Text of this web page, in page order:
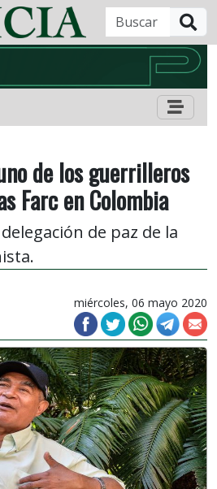
de los guerrilleros
Farc en Colombia
de paz de la
miércoles, 06 mayo 2020